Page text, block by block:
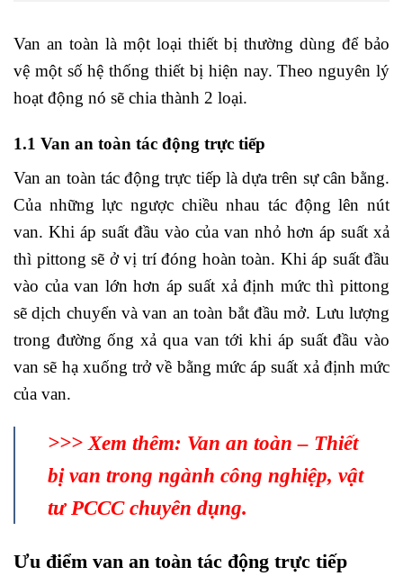
Van an toàn là một loại thiết bị thường dùng để bảo
vệ một số hệ thống thiết bị hiện nay. Theo nguyên lý
hoạt động nó sẽ chia thành 2 loại.
1.1 Van an toàn tác động trực tiếp
Van an toàn tác động trực tiếp là dựa trên sự cân bằng.
Của những lực ngược chiều nhau tác động lên nút
van. Khi áp suất đầu vào của van nhỏ hơn áp suất xả
thì pittong sẽ ở vị trí đóng hoàn toàn. Khi áp suất đầu
vào của van lớn hơn áp suất xả định mức thì pittong
sẽ dịch chuyển và van an toàn bắt đầu mở. Lưu lượng
trong đường ống xả qua van tới khi áp suất đầu vào
van sẽ hạ xuống trở về bằng mức áp suất xả định mức
của van.
>>> Xem thêm: Van an toàn – Thiết
bị van trong ngành công nghiệp, vật
tư PCCC chuyên dụng.
Ưu điểm van an toàn tác động trực tiếp